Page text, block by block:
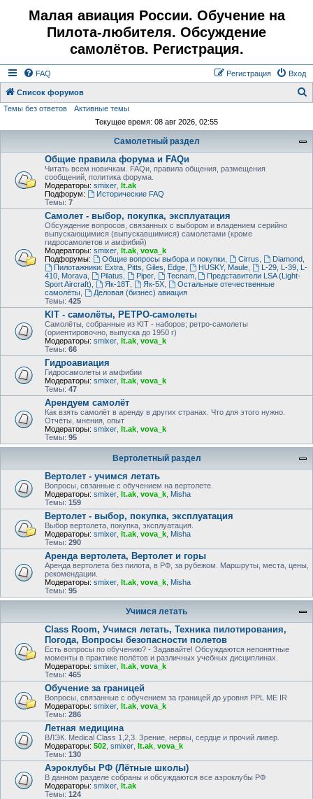
Малая авиация России. Обучение на
Пилота-любителя. Обсуждение
самолётов. Регистрация.
FAQ Вход
Регистрация
Список форумов
Темы без ответов
Активные темы
Текущее время: 08 авг 2026, 02:55
Самолетный раздел
Общие правила форума и FAQи
Читать всем новичкам. FAQи, правила общения, размещения
сообщений, политика форума.
Модераторы: smixer lt.ak
Подфорум:
Исторические FAQ
Темы: 7
Самолет - выбор, покупка, эксплуатация
Обсуждение вопросов, связанных с выбором и владением серийно
выпускающимися (выпускавшимися) самолетами (кроме
гидросамолетов и амфибий)
Модераторы: smixer lt.ak vova_k
Подфорумы:
Общие вопросы выбора и покупки, Cirrus Diamond,
Пилотажники: Extra, Pitts, Giles, Edge, HUSKY, Maule,
L-29, L-39, L-
410, Morava
Pilatus Piper, Tecnam,
Представители LSA (Light-
Sport Aircraft)
Як-18Т, Як-5Х,
Остальные отечественные
самолёты
Деловая (бизнес) авиация
Темы: 425
KIT - самолёты, РЕТРО-самолеты
Самолёты, собранные из KIT - наборов; ретро-самолеты
(ориентировочно, выпуска до 1950 г)
Модераторы: smixer lt.ak vova_k
Темы: 66
Гидроавиация
Гидросамолеты и амфибии
Модераторы: smixer lt.ak vova_k
Темы: 47
Арендуем самолёт
Как взять самолёт в аренду в других странах. Что для этого нужно.
Отчёты, мнения, опыт
Модераторы: smixer lt.ak vova_k
Темы: 95
Вертолетный раздел
Вертолет - учимся летать
Вопросы, свзанные с обучением на вертолете.
Модераторы: smixer lt.ak vova_k Misha
Темы: 159
Вертолет - выбор, покупка, эксплуатация
Выбор вертолета, покупка, эксплуатация.
Модераторы: smixer lt.ak vova_k Misha
Темы: 290
Аренда вертолета, Вертолет и горы
Аренда вертолета без пилота, в РФ, за рубежом. Маршруты, места, цены,
рекомендации.
Модераторы: smixer lt.ak vova_k Misha
Темы: 95
Учимся летать
Class Room, Учимся летать, Техника пилотирования,
Погода, Вопросы безопасности полетов
Есть вопросы по обучению? - Задавайте! Обсуждаются непонятные
моменты в практике полётов и различных учебных дисциплинах.
Модераторы: smixer lt.ak vova_k
Темы: 465
Обучение за границей
Вопросы, связанные с обучением за границей до уровня PPL ME IR
Модераторы: smixer lt.ak vova_k
Темы: 286
Летная медицина
ВЛЭК. Medical Class 1,2,3. Зрение, нервы, сердце и прочий ливер.
Модераторы: 502 smixer lt.ak vova_k
Темы: 130
Аэроклубы РФ (Лётные школы)
В данном разделе собраны и обсуждаются все аэроклубы РФ
Модераторы: smixer lt.ak
Темы: 124